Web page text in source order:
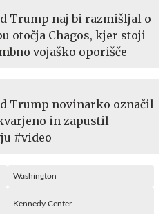
Trump naj bi razmišljal o
otočja Chagos, kjer stoji
vojaško oporišče
Trump novinarko označil
in zapustil
#video
Washington
Kennedy Center